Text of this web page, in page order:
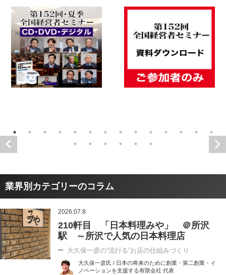
業界別カテゴリーのコラム
2026.07.8
210軒目 「日本料理みや」 ＠所沢
駅 ～所沢で人気の日本料理店
大久保一彦の“流行る”お店の仕組みづくり
大久保一彦氏 / 日本の将来のために創業・第二創業・イ
ノベーションを支援する有限会社 代表